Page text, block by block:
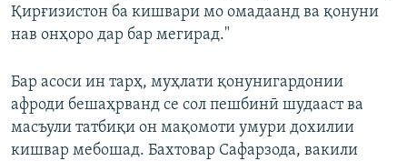
Қирғизистон ба кишвари мо омадаанд ва қонуни
нав онҳоро дар бар мегирад."
Бар асоси ин тарҳ, муҳлати қонунигардонии
афроди бешаҳрванд се сол пешбинӣ шудааст ва
масъули татбиқи он мақомоти умури дохилии
кишвар мебошад. Бахтовар Cафарзода, вакили